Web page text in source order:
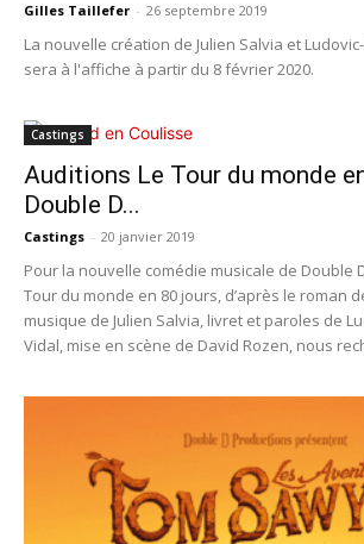
Gilles Taillefer - 26 septembre 2019
La nouvelle création de Julien Salvia et
sera à l'affiche à partir du 8 février 2020.
Castings
Auditions Le Tour du monde
Double D...
Castings - 20 janvier 2019
Pour la nouvelle comédie musicale de Double
Tour du monde en 80 jours, d’après le roman
musique de Julien Salvia, livret et paroles de
Vidal, mise en scène de David Rozen, nous
des claquettes appréciée).